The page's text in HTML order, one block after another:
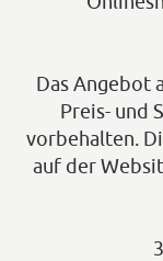
Das Angebot
Preis- und
vorbehalten.
auf der